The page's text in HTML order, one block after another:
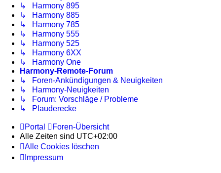
↳ Harmony 895
↳ Harmony 885
↳ Harmony 785
↳ Harmony 555
↳ Harmony 525
↳ Harmony 6XX
↳ Harmony One
Harmony-Remote-Forum
↳ Foren-Ankündigungen & Neuigkeiten
↳ Harmony-Neuigkeiten
↳ Forum: Vorschläge / Probleme
↳ Plauderecke
Portal
Foren-Übersicht
Alle Zeiten sind UTC+02:00
Alle Cookies löschen
Impressum